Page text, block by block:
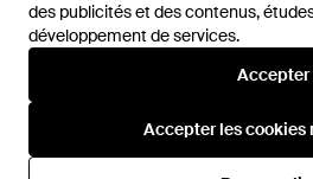
des publicités et des contenus,
développement de services.
Accepter
Accepter les cookies